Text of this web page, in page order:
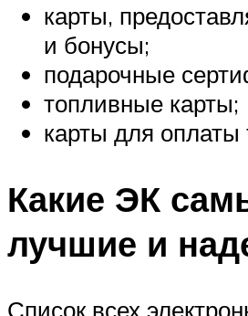
карты,
и бонусы;
подарочные
топливные карты;
карты для оплаты
Какие ЭК
лучшие и
Список всех